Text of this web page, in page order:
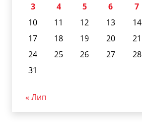
3
4 5 6 7
10
11 12 13 14
17
18 19 20 21
24
25 26 27 28
31
« Лип